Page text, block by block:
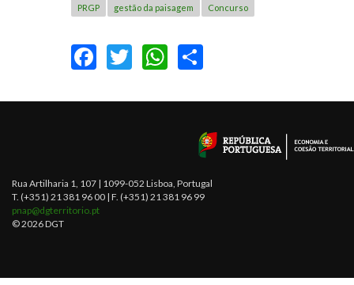
PRGP
gestão da paisagem Concurso
FACEBOOK
TWITTER
WHATSAPP
Rua Artilharia 1, 107 | 1099-052 Lisboa, Portugal
T. (+351) 21 381 96 00 | F. (+351) 21 381 96 99
pnap@dgterritorio.pt
© 2026 DGT